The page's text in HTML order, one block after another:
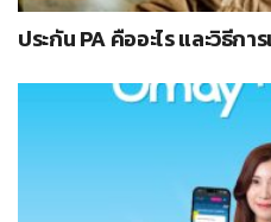
ประกัน PA คืออะไร และวิธีก